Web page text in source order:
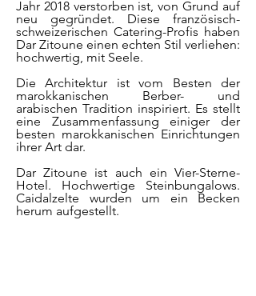
Jahr 2018 verstorben ist, von Grund auf
neu gegründet. Diese französisch-
schweizerischen Catering-Profis haben
Dar Zitoune einen echten Stil verliehen:
hochwertig, mit Seele.
Die Architektur ist vom Besten der
marokkanischen Berber- und
arabischen Tradition inspiriert. Es stellt
eine Zusammenfassung einiger der
besten marokkanischen Einrichtungen
ihrer Art dar.
Dar Zitoune ist auch ein Vier-Sterne-
Hotel. Hochwertige Steinbungalows.
Caidalzelte wurden um ein Becken
herum aufgestellt.